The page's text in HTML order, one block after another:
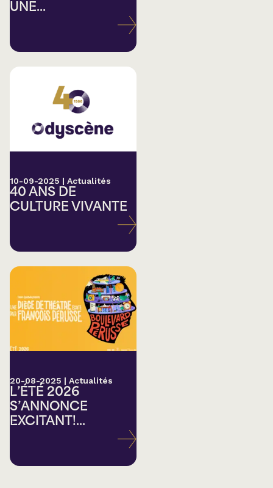
UNE...
10-09-2025 | Actualités
40 ANS DE
CULTURE VIVANTE
20-08-2025 | Actualités
L’ÉTÉ 2026
S’ANNONCE
EXCITANT!...